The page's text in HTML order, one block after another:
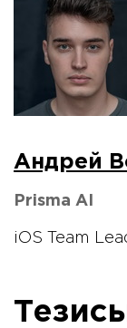
Андрей
Prisma AI
iOS Team